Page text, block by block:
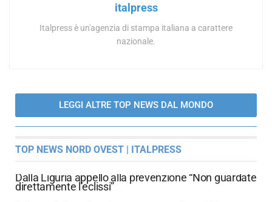
italpress
Italpress è un'agenzia di stampa italiana a carattere
nazionale.
LEGGI ALTRE TOP NEWS DAL MONDO
TOP NEWS NORD OVEST | ITALPRESS
Dalla Liguria appello alla prevenzione “Non guardate
direttamente l’eclissi”